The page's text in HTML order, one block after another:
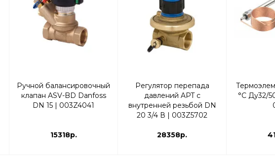
Ручной балансировочный
клапан ASV-BD Danfoss
DN 15 | 003Z4041
15318р.
Регулятор перепада
давлений APT с
внутренней резьбой DN
20 3/4 В | 003Z5702
28358р.
°С Ду32/